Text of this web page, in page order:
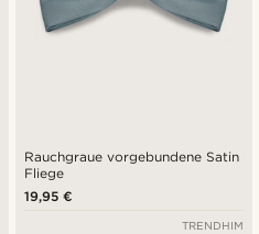
Rauchgraue vorgebundene Satin
Fliege
19,95 €
TRENDHIM